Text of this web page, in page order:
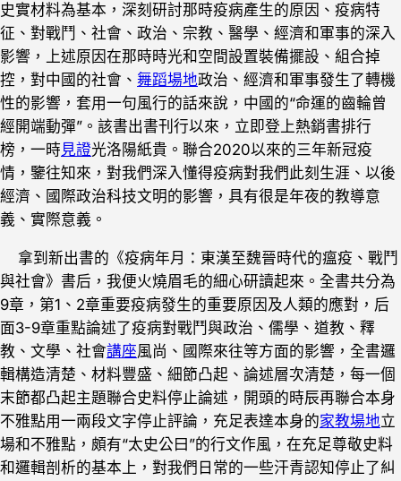
史實材料為基本，深刻研討那時疫病產生的原因、疫病特
征、對戰鬥、社會、政治、宗教、醫學、經濟和軍事的深入
影響，上述原因在那時時光和空間設置裝備擺設、組合掉
控，對中國的社會、 舞蹈場地政治、經濟和軍事發生了轉機
性的影響，套用一句風行的話來說，中國的“命運的齒輪曾
經開端動彈”。該書出書刊行以來，立即登上熱銷書排行
榜，一時見證光洛陽紙貴。聯合2020以來的三年新冠疫
情，鑒往知來，對我們深入懂得疫病對我們此刻生涯、以後
經濟、國際政治科技文明的影響，具有很是年夜的教導意
義、實際意義。
拿到新出書的《疫病年月：東漢至魏晉時代的瘟疫、戰鬥
與社會》書后，我便火燒眉毛的細心研讀起來。全書共分為
9章，第1、2章重要疫病發生的重要原因及人類的應對，后
面3-9章重點論述了疫病對戰鬥與政治、儒學、道教、釋
教、文學、社會講座風尚、國際來往等方面的影響，全書邏
輯構造清楚、材料豐盛、細節凸起、論述層次清楚，每一個
末節都凸起主題聯合史料停止論述，開頭的時辰再聯合本身
不雅點用一兩段文字停止評論，充足表達本身的家教場地立
場和不雅點，頗有“太史公曰”的行文作風，在充足尊敬史料
和邏輯剖析的基本上，對我們日常的一些汗青認知停止了糾